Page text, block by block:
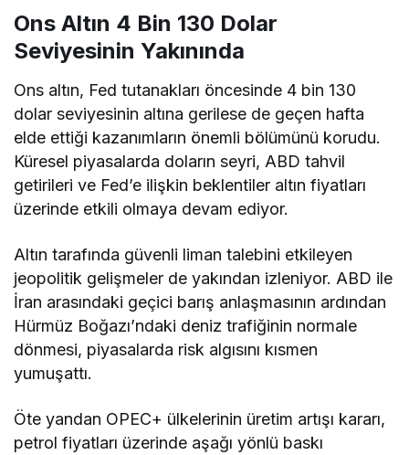
Ons Altın 4 Bin 130 Dolar
Seviyesinin Yakınında
Ons altın, Fed tutanakları öncesinde 4 bin 130
dolar seviyesinin altına gerilese de geçen hafta
elde ettiği kazanımların önemli bölümünü korudu.
Küresel piyasalarda doların seyri, ABD tahvil
getirileri ve Fed’e ilişkin beklentiler altın fiyatları
üzerinde etkili olmaya devam ediyor.
Altın tarafında güvenli liman talebini etkileyen
jeopolitik gelişmeler de yakından izleniyor. ABD ile
İran arasındaki geçici barış anlaşmasının ardından
Hürmüz Boğazı’ndaki deniz trafiğinin normale
dönmesi, piyasalarda risk algısını kısmen
yumuşattı.
Öte yandan OPEC+ ülkelerinin üretim artışı kararı,
petrol fiyatları üzerinde aşağı yönlü baskı